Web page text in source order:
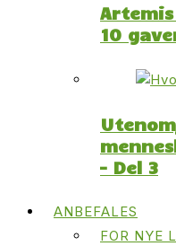
10
– Del 3
ANBEFALES
FOR NYE